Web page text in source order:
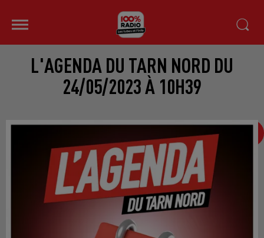
L'AGENDA DU TARN NORD DU
24/05/2023 À 10H39